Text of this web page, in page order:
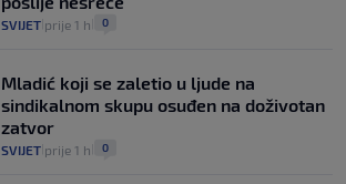
SVIJET prije 1 h 0
Mladić koji se zaletio u ljude na
sindikalnom skupu osuđen na doživotan
zatvor
SVIJET prije 1 h 0